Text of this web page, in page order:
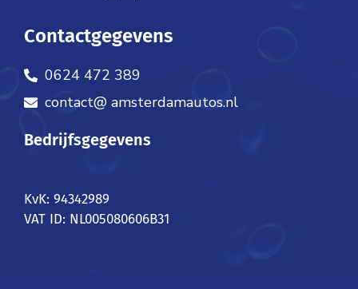
Contactgegevens
0624 472 389
contact@ amsterdamautos.nl
Bedrijfsgegevens
KvK: 94342989
VAT ID: NL005080606B31